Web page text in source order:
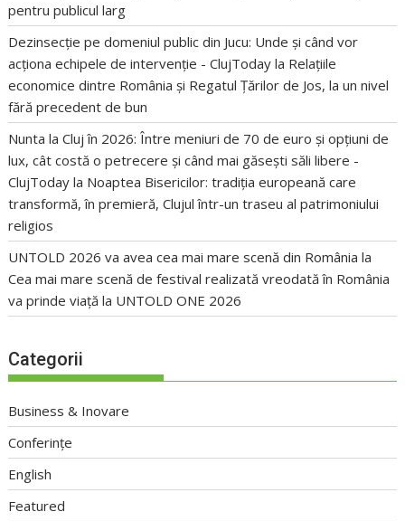
pentru publicul larg
Dezinsecție pe domeniul public din Jucu: Unde și când vor
acționa echipele de intervenție - ClujToday la Relațiile
economice dintre România și Regatul Țărilor de Jos, la un nivel
fără precedent de bun
Nunta la Cluj în 2026: Între meniuri de 70 de euro și opțiuni de
lux, cât costă o petrecere și când mai găsești săli libere -
ClujToday la Noaptea Bisericilor: tradiția europeană care
transformă, în premieră, Clujul într-un traseu al patrimoniului
religios
UNTOLD 2026 va avea cea mai mare scenă din România la
Cea mai mare scenă de festival realizată vreodată în România
va prinde viață la UNTOLD ONE 2026
Categorii
Business & Inovare
Conferințe
English
Featured